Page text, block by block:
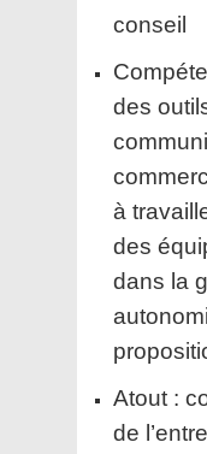
conseil
des
à
des
dans la
Atout :
de